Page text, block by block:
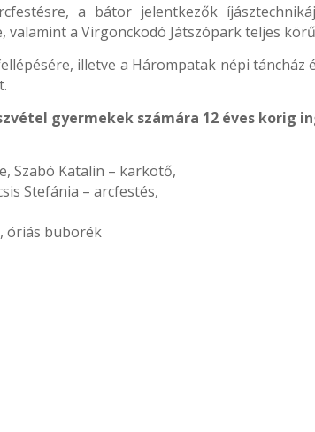
a bátor jelentkezők
a Virgonckodó Játszópark teljes
illetve a Hárompatak népi táncház
gyermekek számára 12 éves korig
Szabó Katalin – karkötő,
Stefánia – arcfestés,
óriás buborék